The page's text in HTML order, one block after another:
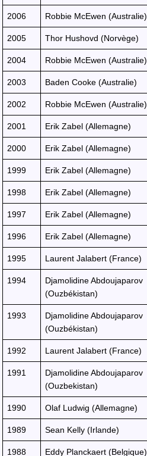
2006 Robbie McEwen (Australie)
2005 Thor Hushovd (Norvège)
2004 Robbie McEwen (Australie)
2003 Baden Cooke (Australie)
2002 Robbie McEwen (Australie)
2001 Erik Zabel (Allemagne)
2000 Erik Zabel (Allemagne)
1999 Erik Zabel (Allemagne)
1998 Erik Zabel (Allemagne)
1997 Erik Zabel (Allemagne)
1996 Erik Zabel (Allemagne)
1995 Laurent Jalabert (France)
1994
Djamolidine Abdoujaparov
(Ouzbékistan)
1993
Djamolidine Abdoujaparov
(Ouzbékistan)
1992 Laurent Jalabert (France)
1991
Djamolidine Abdoujaparov
(Ouzbekistan)
1990 Olaf Ludwig (Allemagne)
1989 Sean Kelly (Irlande)
1988 Eddy Planckaert (Belgique)